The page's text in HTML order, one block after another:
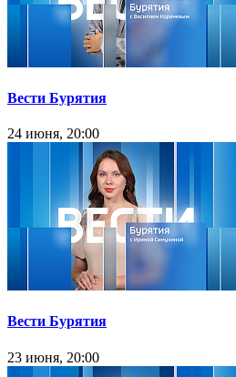
Вести Бурятия
24 июня, 20:00
Вести Бурятия
23 июня, 20:00